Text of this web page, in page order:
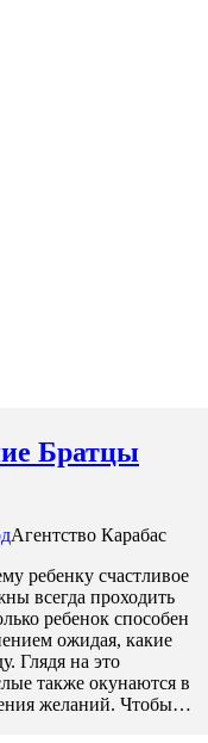
Братцы
Агентство Карабас
ребенку счастливое
всегда проходить
ребенок способен
ожидая, какие
Глядя на это
также окунаются в
желаний. Чтобы…